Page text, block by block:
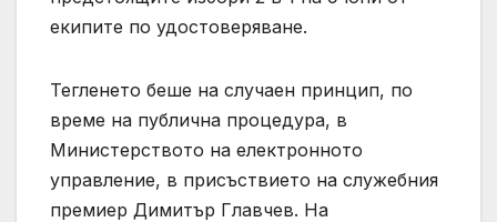
екипите по удостоверяване.
Тегленето беше на случаен принцип, по
време на публична процедура, в
Министерството на електронното
управление, в присъствието на служебния
премиер Димитър Главчев. На